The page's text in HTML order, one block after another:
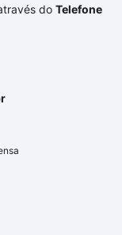
do Telefone